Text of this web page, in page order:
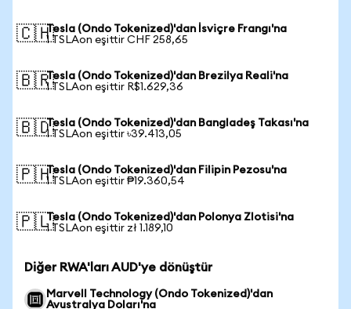
🇨🇭Tesla (Ondo Tokenized)'dan İsviçre Frangı'na
1 TSLAon eşittir CHF 258,65
🇧🇷Tesla (Ondo Tokenized)'dan Brezilya Reali'na
1 TSLAon eşittir R$1.629,36
🇧🇩Tesla (Ondo Tokenized)'dan Bangladeş Takası'na
1 TSLAon eşittir ৳39.413,05
🇵🇭Tesla (Ondo Tokenized)'dan Filipin Pezosu'na
1 TSLAon eşittir ₱19.360,54
🇵🇱Tesla (Ondo Tokenized)'dan Polonya Zlotisi'na
1 TSLAon eşittir zł 1.189,10
Diğer RWA'ları AUD'ye dönüştür
Marvell Technology (Ondo Tokenized)'dan
Avustralya Doları'na